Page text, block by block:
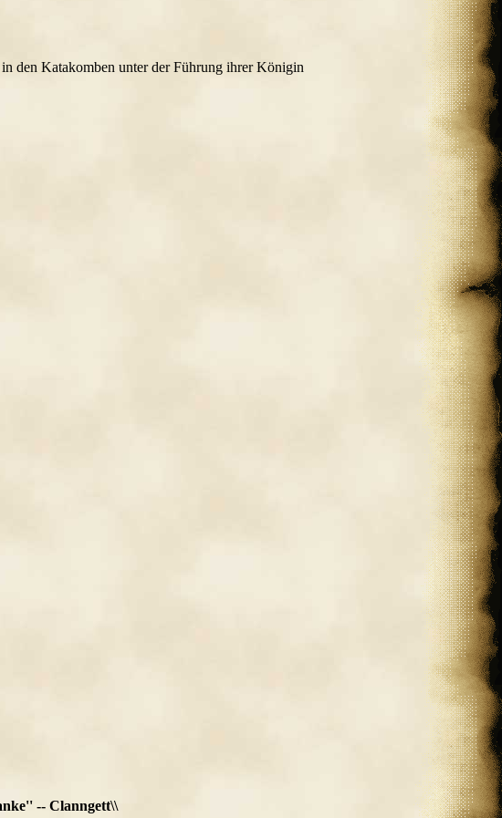
den Katakomben unter der Führung ihrer Königin
-- Clanngett\\